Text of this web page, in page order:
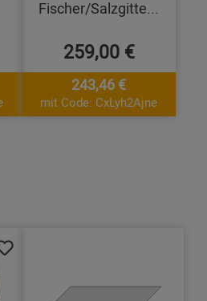
Fischer/Salzgitte...
259,00 €
243,46 €
mit Code: CxLyh2Ajne